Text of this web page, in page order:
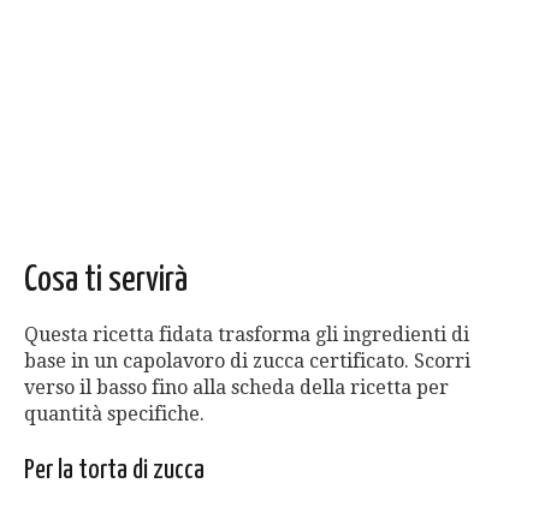
Cosa ti servirà
Questa ricetta fidata trasforma gli ingredienti di
base in un capolavoro di zucca certificato. Scorri
verso il basso fino alla scheda della ricetta per
quantità specifiche.
Per la torta di zucca